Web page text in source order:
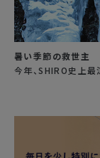
暑い季節の救世主
今年、SHIRO史上最